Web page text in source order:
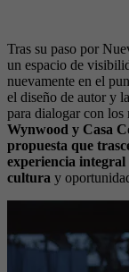
Tras su paso por
un espacio de
nuevamente en el
el diseño de autor y
para dialogar con los
Wynwood y Casa
propuesta que
experiencia
cultura y